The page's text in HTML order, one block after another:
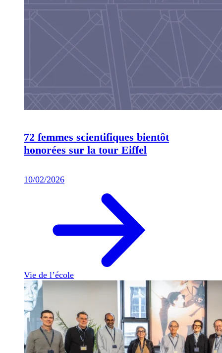
72 femmes scientifiques bientôt
honorées sur la tour Eiffel
10/02/2026
Vie de l’école